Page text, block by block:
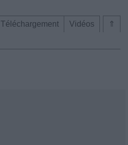
⇑
Téléchargement
Vidéos